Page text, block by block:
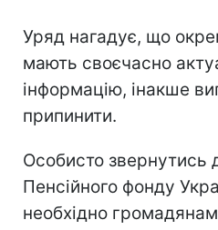
Уряд нагадує, що
мають своєчасно
інформацію, інакше
припинити.
Особисто звернутись
Пенсійного фонду
необхідно